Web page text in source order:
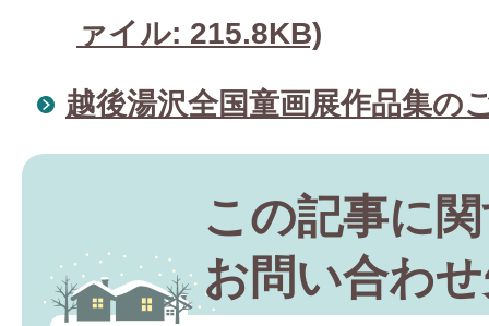
ァイル: 215.8KB)
越後湯沢全国童画展作品集の
この記事に
お問い合わ